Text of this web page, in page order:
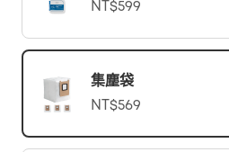
NT$599
集塵袋
NT$569